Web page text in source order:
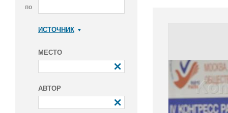
по
ИСТОЧНИК
МЕСТО
АВТОР